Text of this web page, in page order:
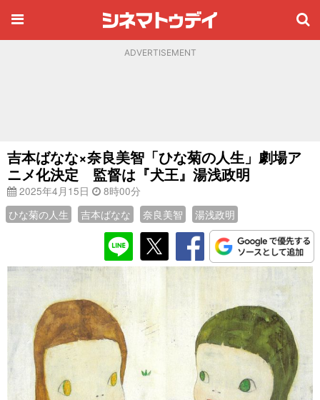
ADVERTISEMENT
吉本ばなな×奈良美智「ひな菊の人生」劇場ア
ニメ化決定 監督は『犬王』湯浅政明
2025年4月15日
8時00分
ひな菊の人生
吉本ばなな 奈良美智 湯浅政明